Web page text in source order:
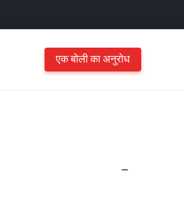
एक बोली का अनुरोध